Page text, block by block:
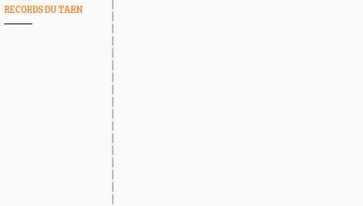
RECORDS DU TARN